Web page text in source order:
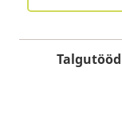
Talgutööd